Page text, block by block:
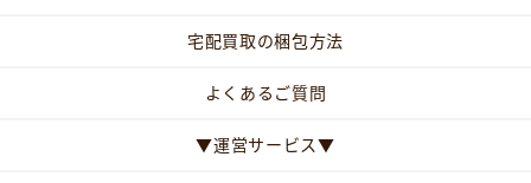
宅配買取の梱包方法
よくあるご質問
▼運営サービス▼